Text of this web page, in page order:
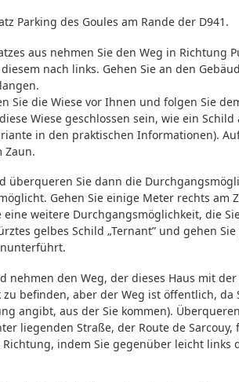
Parking des Goules am Rande der D941.
aus nehmen Sie den Weg in Richtung
nach links. Gehen Sie an den
Sie die Wiese vor Ihnen und folgen Sie
Wiese geschlossen sein, wie ein Schild
in den praktischen Informationen).
Zaun.
überqueren Sie dann die
Gehen Sie einige Meter rechts am
weitere Durchgangsmöglichkeit, die
gelbes Schild „Ternant” und gehen
nehmen den Weg, der dieses Haus mit
befinden, aber der Weg ist öffentlich, da
angibt, aus der Sie kommen).
liegenden Straße, der Route de Sarcouy,
indem Sie gegenüber leicht links